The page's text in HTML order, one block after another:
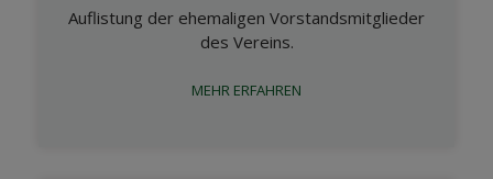
Auflistung der ehemaligen Vorstandsmitglieder
des Vereins.
MEHR ERFAHREN